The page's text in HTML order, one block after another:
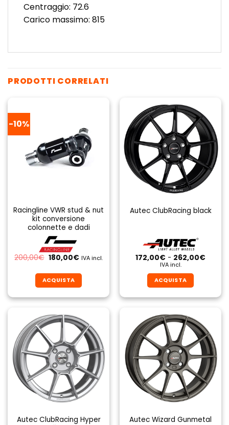
Centraggio: 72.6
Carico massimo: 815
PRODOTTI CORRELATI
-10%
Racingline VWR stud & nut
kit conversione
colonnette e dadi
200,00€ Il
prezzo
era:
200,00€.
180,00€Il
è:
180,00€.
IVA incl.
ACQUISTA
prodotto
ha
più
varianti.
Le
opzioni
possono
essere
scelte
nella
del
Autec ClubRacing black
172,00€ - 262,00€Fascia
IVA incl.
ACQUISTA
prodotto
ha
più
varianti.
Le
opzioni
possono
essere
scelte
nella
del
Autec ClubRacing Hyper
Autec Wizard Gunmetal